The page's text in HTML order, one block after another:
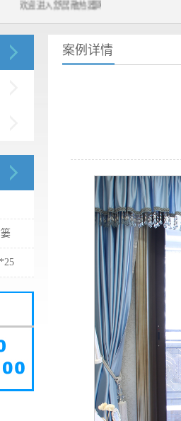
欢迎进入舒居散热器网站！....
案例详情